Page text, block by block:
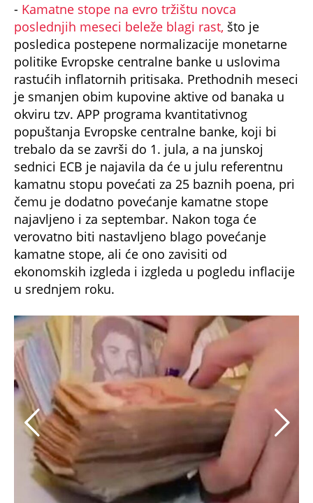
- Kamatne stope na evro tržištu novca
poslednjih meseci beleže blagi rast, što je
posledica postepene normalizacije monetarne
politike Evropske centralne banke u uslovima
rastućih inflatornih pritisaka. Prethodnih meseci
je smanjen obim kupovine aktive od banaka u
okviru tzv. APP programa kvantitativnog
popuštanja Evropske centralne banke, koji bi
trebalo da se završi do 1. jula, a na junskoj
sednici ECB je najavila da će u julu referentnu
kamatnu stopu povećati za 25 baznih poena, pri
čemu je dodatno povećanje kamatne stope
najavljeno i za septembar. Nakon toga će
verovatno biti nastavljeno blago povećanje
kamatne stope, ali će ono zavisiti od
ekonomskih izgleda i izgleda u pogledu inflacije
u srednjem roku.